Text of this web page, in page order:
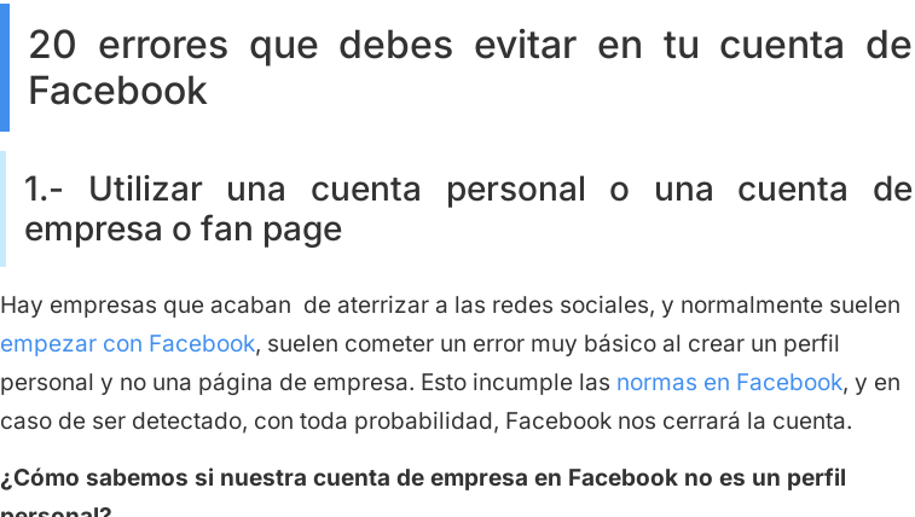
20 errores que debes evitar en tu cuenta de
Facebook
1.- Utilizar una cuenta personal o una cuenta de
empresa o fan page
Hay empresas que acaban de aterrizar a las redes sociales, y normalmente suelen
empezar con Facebook, suelen cometer un error muy básico al crear un perfil
personal y no una página de empresa. Esto incumple las normas en Facebook, y en
caso de ser detectado, con toda probabilidad, Facebook nos cerrará la cuenta.
¿Cómo sabemos si nuestra cuenta de empresa en Facebook no es un perfil